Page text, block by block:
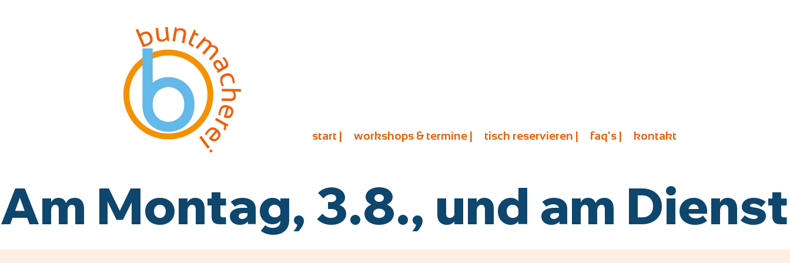
start | workshops & termine | tisch reservieren | faq's | kontakt
Am Montag, 3.8., und am